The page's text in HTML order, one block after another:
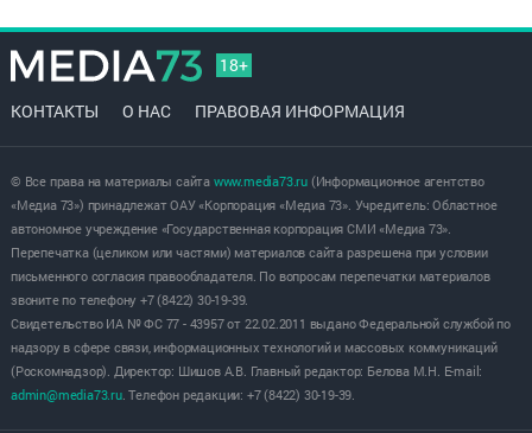
18+
КОНТАКТЫ О НАС ПРАВОВАЯ ИНФОРМАЦИЯ
© Все права на материалы сайта www.media73.ru(Информационное агентство
«Медиа 73») принадлежат ОАУ «Корпорация «Медиа 73». Учредитель: Областное
автономное учреждение «Государственная корпорация СМИ «Медиа 73».
Перепечатка (целиком или частями) материалов сайта разрешена при условии
письменного согласия правообладателя. По вопросам перепечатки материалов
звоните по телефону +7 (8422) 30-19-39.
Свидетельство ИА № ФС 77 - 43957 от 22.02.2011 выдано Федеральной службой по
надзору в сфере связи, информационных технологий и массовых коммуникаций
(Роскомнадзор). Директор: Шишов А.В. Главный редактор: Белова М.Н. E-mail:
admin@media73.ru. Телефон редакции: +7 (8422) 30-19-39.